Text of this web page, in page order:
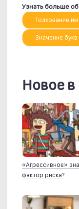
Узнать больше
Толкование
Значение
Новое в
«Агрессивное»
фактор риска?